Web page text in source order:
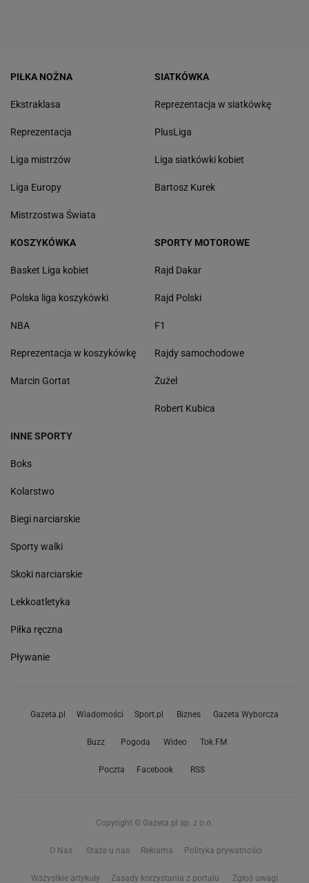
PIŁKA NOŻNA
Ekstraklasa
Reprezentacja
Liga mistrzów
Liga Europy
Mistrzostwa Świata
SIATKÓWKA
Reprezentacja w siatkówkę
PlusLiga
Liga siatkówki kobiet
Bartosz Kurek
KOSZYKÓWKA
Basket Liga kobiet
Polska liga koszykówki
NBA
Reprezentacja w koszykówkę
Marcin Gortat
SPORTY MOTOROWE
Rajd Dakar
Rajd Polski
F1
Rajdy samochodowe
Żużel
Robert Kubica
INNE SPORTY
Boks
Kolarstwo
Biegi narciarskie
Sporty walki
Skoki narciarskie
Lekkoatletyka
Piłka ręczna
Pływanie
Gazeta.pl Wiadomości Sport.pl Biznes Gazeta Wyborcza
Buzz Pogoda Wideo Tok.FM
Poczta Facebook RSS
Copyright © Gazeta.pl sp. z o.o.
O Nas Staże u nas Reklama Polityka prywatności
Wszystkie artykuły Zasady korzystania z portalu Zgłoś uwagi